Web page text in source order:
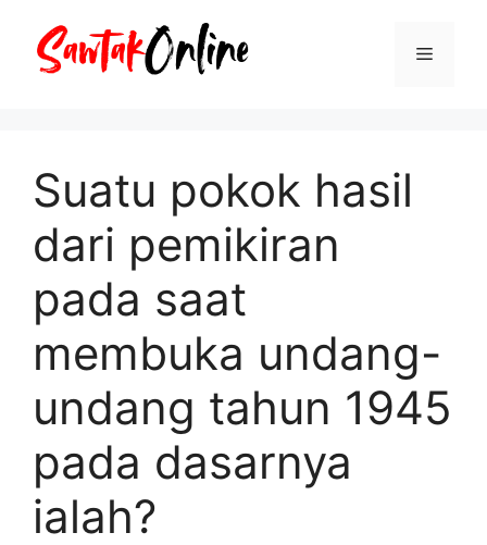
Menu
Suatu pokok hasil
dari pemikiran
pada saat
membuka undang-
undang tahun 1945
pada dasarnya
ialah?